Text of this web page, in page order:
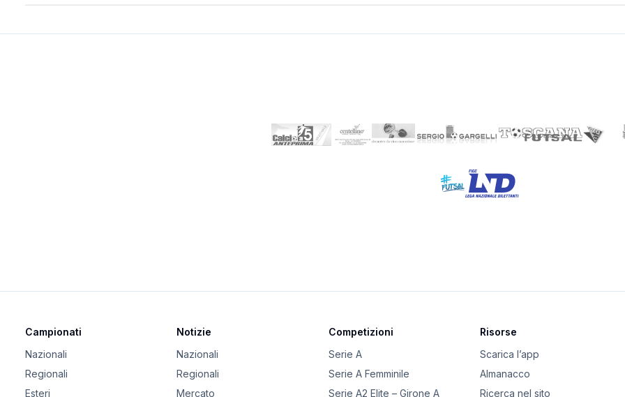
Campionati
Nazionali
Regionali
Esteri
Notizie
Nazionali
Regionali
Mercato
Competizioni
Serie A
Serie A Femminile
Serie A2 Elite – Girone A
Risorse
Scarica l’app
Almanacco
Ricerca nel sito